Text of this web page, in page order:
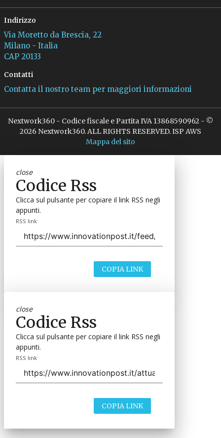
Indirizzo
Via Moretto da Brescia, 22
Milano - Italia
CAP 20133
Contatti
Contatta il nostro team per maggiori informazioni
Nextwork360 - Codice fiscale e Partita IVA 13868590962 - ©
2026 Nextwork360. ALL RIGHTS RESERVED. ISP AWS
Mappa del sito
close
Codice Rss
Clicca sul pulsante per copiare il link RSS negli
appunti.
RSS link
COPIA LINK
close
Codice Rss
Clicca sul pulsante per copiare il link RSS negli
appunti.
RSS link
COPIA LINK